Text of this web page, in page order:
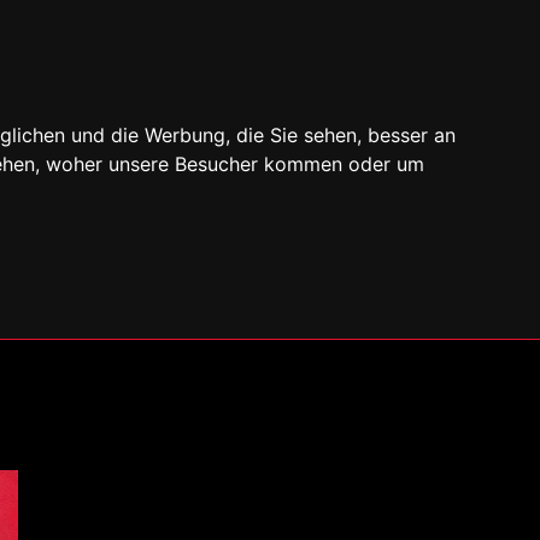
und die Werbung, die Sie sehen, besser an
woher unsere Besucher kommen oder um